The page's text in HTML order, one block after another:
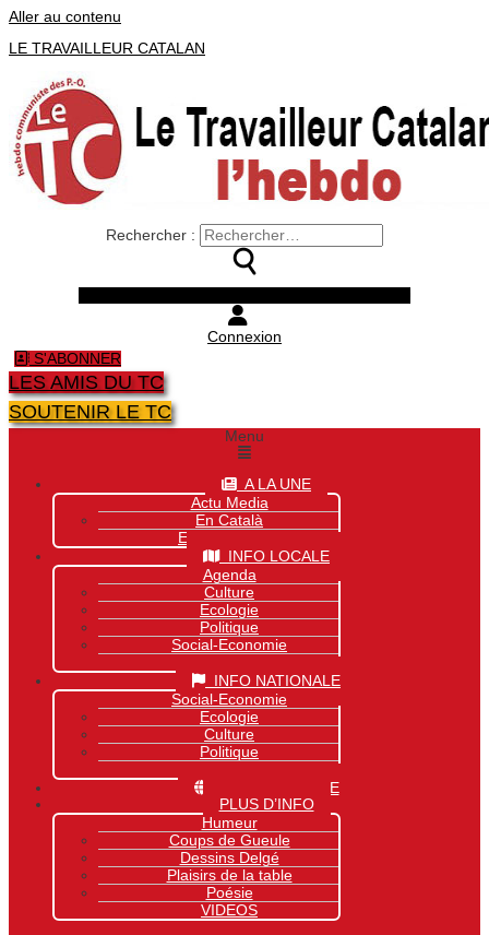
Aller au contenu
LE TRAVAILLEUR CATALAN
Rechercher :
Connexion
S'ABONNER
LES AMIS DU TC
SOUTENIR LE TC
Menu
A LA UNE
Actu Media
En Català
Exclusivité Site
INFO LOCALE
Agenda
Culture
Ecologie
Politique
Social-Economie
INFO NATIONALE
Social-Economie
Ecologie
Culture
Politique
INFO MONDIALE
PLUS D’INFO
Humeur
Coups de Gueule
Dessins Delgé
Plaisirs de la table
Poésie
VIDEOS